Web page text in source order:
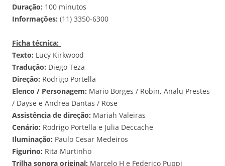
Duração: 100 minutos
Informações: (11) 3350-6300
Ficha técnica:
Texto: Lucy Kirkwood
Tradução: Diego Teza
Direção: Rodrigo Portella
Elenco / Personagem: Mario Borges / Robin, Analu Prestes
/ Dayse e Andrea Dantas / Rose
Assistência de direção: Mariah Valeiras
Cenário: Rodrigo Portella e Julia Deccache
Iluminação: Paulo Cesar Medeiros
Figurino: Rita Murtinho
Trilha sonora original: Marcelo H e Federico Puppi